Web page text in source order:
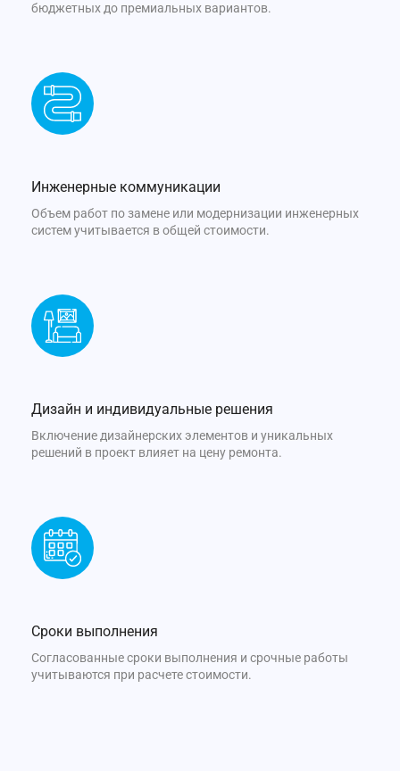
бюджетных до премиальных вариантов.
Инженерные коммуникации
Объем работ по замене или модернизации инженерных
систем учитывается в общей стоимости.
Дизайн и индивидуальные решения
Включение дизайнерских элементов и уникальных
решений в проект влияет на цену ремонта.
Сроки выполнения
Согласованные сроки выполнения и срочные работы
учитываются при расчете стоимости.